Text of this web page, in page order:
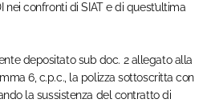
confronti di SIAT e di quest’ultima
depositato sub doc. 2 allegato alla
6, c.p.c., la polizza sottoscritta con
la sussistenza del contratto di